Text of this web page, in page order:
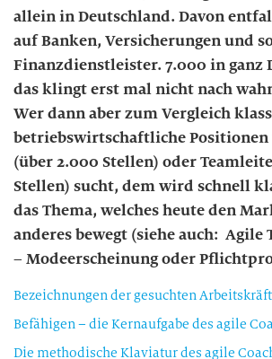
allein in Deutschland. Davon
auf Banken, Versicherungen und
Finanzdienstleister. 7.000 in ganz
das klingt erst mal nicht nach
Wer dann aber zum Vergleich
betriebswirtschaftliche
(über 2.000 Stellen) oder
Stellen) sucht, dem wird schnell
das Thema, welches heute den
anderes bewegt (siehe auch:
– Modeerscheinung oder
Befähigen – die Kernaufgabe des agile
Die methodische Klaviatur des agile